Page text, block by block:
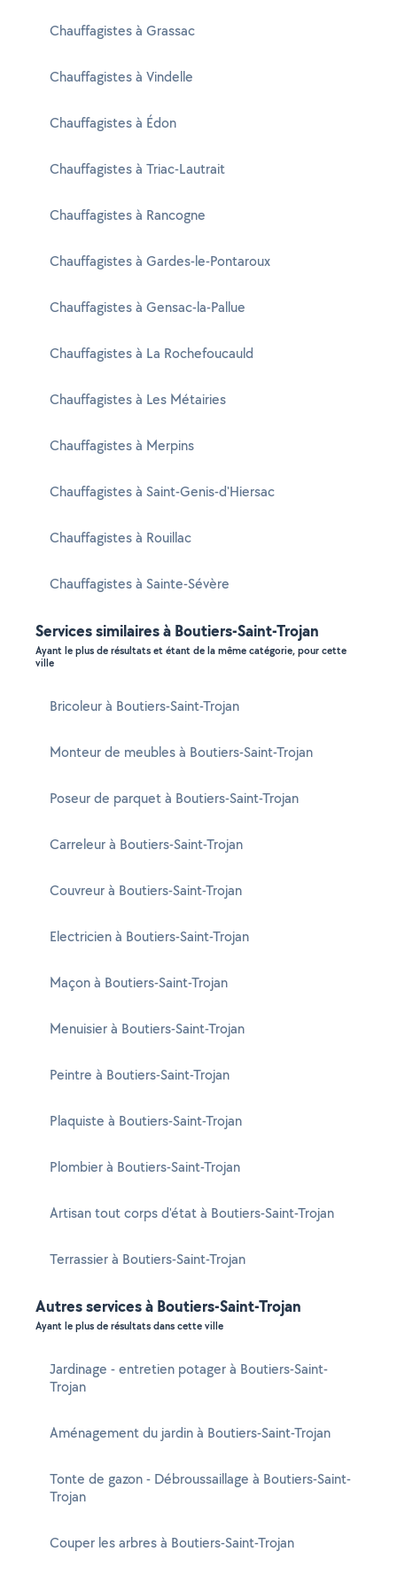
Chauffagistes à Grassac
Chauffagistes à Vindelle
Chauffagistes à Édon
Chauffagistes à Triac-Lautrait
Chauffagistes à Rancogne
Chauffagistes à Gardes-le-Pontaroux
Chauffagistes à Gensac-la-Pallue
Chauffagistes à La Rochefoucauld
Chauffagistes à Les Métairies
Chauffagistes à Merpins
Chauffagistes à Saint-Genis-d'Hiersac
Chauffagistes à Rouillac
Chauffagistes à Sainte-Sévère
Services similaires à Boutiers-Saint-Trojan
Ayant le plus de résultats et étant de la même catégorie, pour cette
ville
Bricoleur à Boutiers-Saint-Trojan
Monteur de meubles à Boutiers-Saint-Trojan
Poseur de parquet à Boutiers-Saint-Trojan
Carreleur à Boutiers-Saint-Trojan
Couvreur à Boutiers-Saint-Trojan
Electricien à Boutiers-Saint-Trojan
Maçon à Boutiers-Saint-Trojan
Menuisier à Boutiers-Saint-Trojan
Peintre à Boutiers-Saint-Trojan
Plaquiste à Boutiers-Saint-Trojan
Plombier à Boutiers-Saint-Trojan
Artisan tout corps d'état à Boutiers-Saint-Trojan
Terrassier à Boutiers-Saint-Trojan
Autres services à Boutiers-Saint-Trojan
Ayant le plus de résultats dans cette ville
Jardinage - entretien potager à Boutiers-Saint-
Trojan
Aménagement du jardin à Boutiers-Saint-Trojan
Tonte de gazon - Débroussaillage à Boutiers-Saint-
Trojan
Couper les arbres à Boutiers-Saint-Trojan